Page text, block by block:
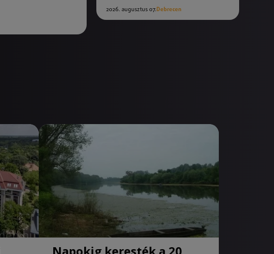
2026. augusztus 07.Debrecen